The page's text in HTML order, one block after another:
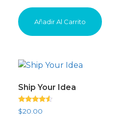
de 5
Añadir Al Carrito
Ship Your Idea
Valorado
con
$20.00